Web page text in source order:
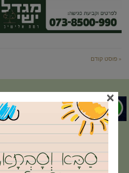
« פוסט קודם
×